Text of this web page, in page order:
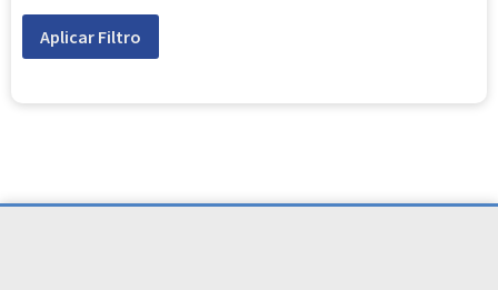
Aplicar Filtro